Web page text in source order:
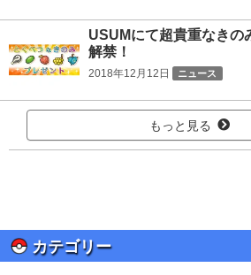
USUMにて超貴重なきの
解禁！
2018年12月12日 ニュース
もっと見る
カテゴリー